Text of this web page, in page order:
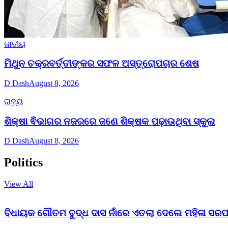
ଜାତୀୟ
ମିଥୁନ ଚକ୍ରବର୍ତ୍ତୀଙ୍କର ସଫଳ ଅସ୍ତ୍ରୋପଚାର ଶେଷ
D DashAugust 8, 2026
ରାଜ୍ୟ
ଶିକ୍ଷା ଵିଭାଗର ନଜରରେ ଜଣେ ଶିକ୍ଷକ ପଢ଼ାଉଥିବା ସ୍କୁଲ
D DashAugust 8, 2026
Politics
View All
ବିଧାୟକ ଗୌତମ ବୁଦ୍ଧ ଦାସ ନାଁରେ ଏତଲା ଦେଲେ ମହିଳା